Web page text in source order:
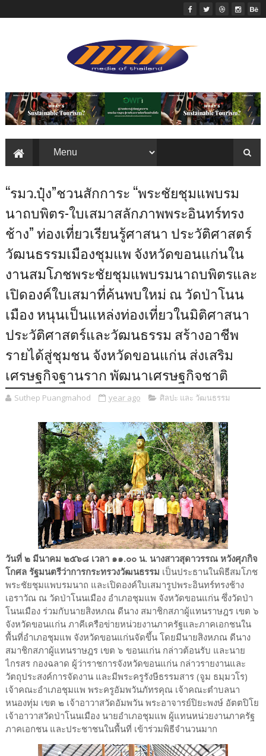
“รมว.ปุ๋ง”ชวนสักการะ “พระชัยชุมแพบรม
นาถบพิตร-ใบเสมาสลักภาพพระอินทร์ทรง
ช้าง” ท่องเที่ยวเรียนรู้ศาสนา ประวัติศาสตร์
วัฒนธรรมเมืองชุมแพ จังหวัดขอนแก่นใน
งานสมโภชพระชัยชุมแพบรมนาถบพิตรและ
เปิดองค์ใบเสมาที่ค้นพบใหม่ ณ วัดป่าโนน
เมือง หนุนเป็นแหล่งท่องเที่ยวในมิติศาสนา
ประวัติศาสตร์และวัฒนธรรม สร้างอาชีพ
รายได้สู่ชุมชน จังหวัดขอนแก่น ส่งเสริม
เศรษฐกิจฐานราก พัฒนาเศรษฐกิจชาติ
Suthep Puangmahod year ago ศิลปะ และ วัฒนธรรม
วันที่ ๒ มีนาคม ๒๕๖๘ เวลา ๑๑.๐๐ น. นางสาวสุดาวรรณ หวังศุภกิจ
โกศล รัฐมนตรีว่าการกระทรวงวัฒนธรรม เป็นประธานในพิธีสมโภช
พระชัยชุมแพบรมนาถ และเปิดองค์ใบเสมารูปพระอินทร์ทรงช้าง
เอราวัณ ณ วัดป่าโนนเมือง อำเภอชุมแพ จังหวัดขอนแก่น ซึ่งวัดป่า
โนนเมือง ร่วมกับนายสิงหภณ ดีนาง สมาชิกสภาผู้แทนราษฎร เขต ๖
จังหวัดขอนแก่น ภาคีเครือข่ายหน่วยงานภาครัฐและภาคเอกชนใน
พื้นที่อำเภอชุมแพ จังหวัดขอนแก่นจัดขึ้น โดยมีนายสิงหภณ ดีนาง
สมาชิกสภาผู้แทนราษฎร เขต ๖ ขอนแก่น กล่าวต้อนรับ และนาย
ไกรสร กองฉลาด ผู้ว่าราชการจังหวัดขอนแก่น กล่าวรายงานและ
วัตถุประสงค์การจัดงาน และมีพระครูรังษีธรรมสาร (จูม ธมฺมวโร)
เจ้าคณะอำเภอชุมแพ พระครูอัมพวันภัทรคุณ เจ้าคณะตำบลนา
หนองทุ่ม เขต ๒ เจ้าอาวาสวัดอัมพวัน พระอาจารย์ปิยะพงษ์ อัตตปิโย
เจ้าอาวาสวัดป่าโนนเมือง นายอำเภอชุมแพ ผู้แทนหน่วยงานภาครัฐ
ภาคเอกชน และประชาชนในพื้นที่ เข้าร่วมพิธีจำนวนมาก